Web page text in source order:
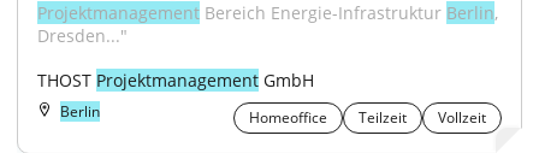
Projektmanagement Bereich Energie-Infrastruktur Berlin,
Dresden..."
THOST Projektmanagement GmbH
Berlin Homeoffice Teilzeit Vollzeit